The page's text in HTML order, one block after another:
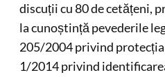
discuții cu 80 de cetățeni,
la cunoștință pevederile
205/2004 privind
1/2014 privind